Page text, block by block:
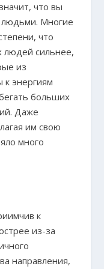
что вы
людьми. Многие
что
людей сильнее,
из
к энергиям
больших
Даже
им свою
много
к
из-за
направления,